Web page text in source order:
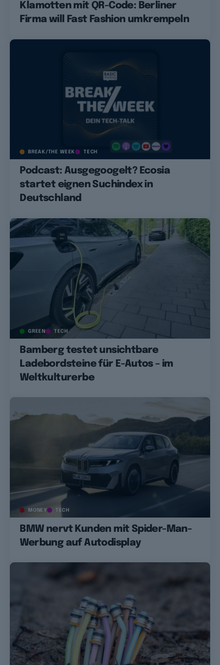
Klamotten mit QR-Code: Berliner
Firma will Fast Fashion umkrempeln
BREAK/THE WEEK TECH
Podcast: Ausgegoogelt? Ecosia
startet eignen Suchindex in
Deutschland
GREEN TECH
Bamberg testet unsichtbare
Ladebordsteine für E-Autos – im
Weltkulturerbe
MONEY TECH
BMW nervt Kunden mit Spider-Man-
Werbung auf Autodisplay